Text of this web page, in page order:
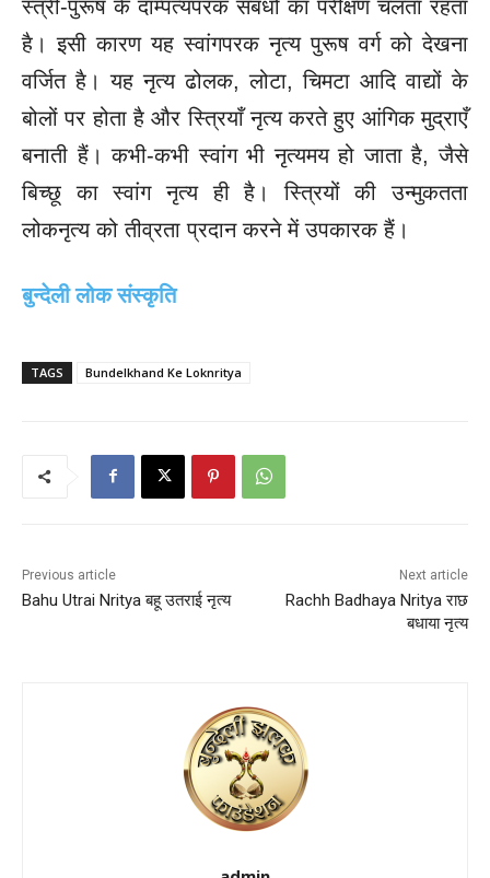
स्त्री-पुरूष के दाम्पत्यपरक संबंधों का परीक्षण चलता रहता
है। इसी कारण यह स्वांगपरक नृत्य पुरूष वर्ग को देखना
वर्जित है। यह नृत्य ढोलक, लोटा, चिमटा आदि वाद्यों के
बोलों पर होता है और स्त्रियाँ नृत्य करते हुए आंगिक मुद्राएँ
बनाती हैं।कभी-कभी स्वांग भी नृत्यमय हो जाता है, जैसे
बिच्छू का स्वांग नृत्य ही है। स्त्रियों की उन्मुकतता
लोकनृत्य को तीव्रता प्रदान करने में उपकारक हैं।
बुन्देली लोक संस्कृति
TAGS Bundelkhand Ke Loknritya
Previous article
Bahu Utrai Nritya बहू उतराई नृत्य
Next article
Rachh Badhaya Nritya राछ
बधाया नृत्य